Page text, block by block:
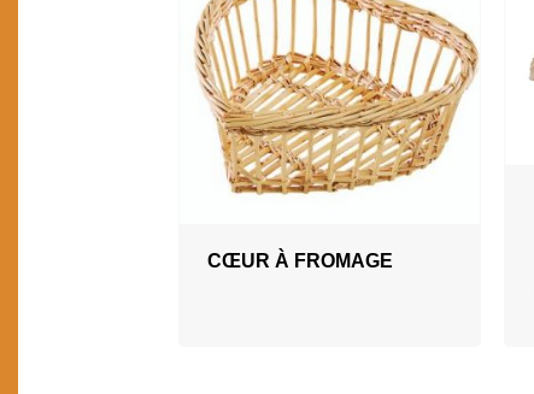
CŒUR À FROMAGE